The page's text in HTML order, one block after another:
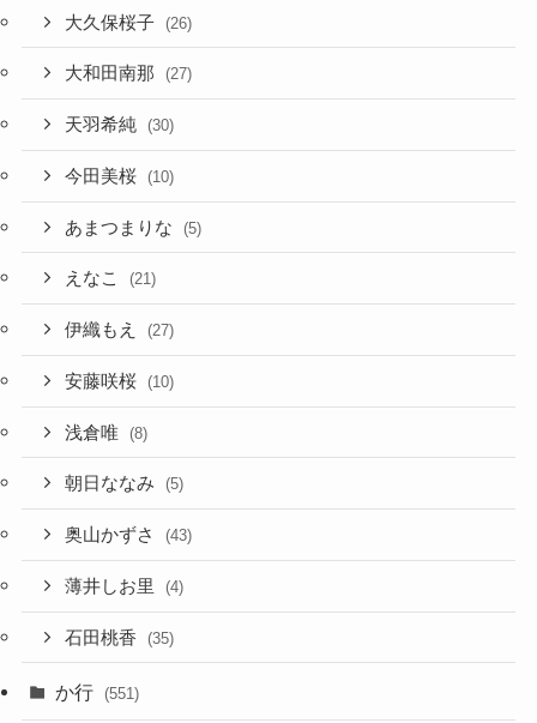
大久保桜子 (26)
大和田南那 (27)
天羽希純 (30)
今田美桜 (10)
あまつまりな (5)
えなこ (21)
伊織もえ (27)
安藤咲桜 (10)
浅倉唯 (8)
朝日ななみ (5)
奥山かずさ (43)
薄井しお里 (4)
石田桃香 (35)
か行 (551)